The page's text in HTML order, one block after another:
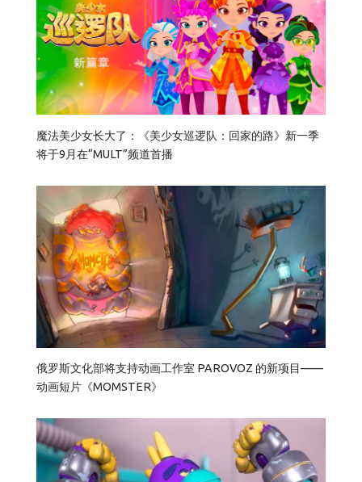
魔法美少女长大了：《美少女巡逻队：回家的路》新一季
将于9月在“MULT”频道首播
俄罗斯文化部将支持动画工作室 PAROVOZ 的新项目——
动画短片《MOMSTER》